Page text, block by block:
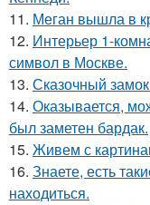
11. Меган вышла в
12. Интерьер 1-
символ в Москве.
13. Сказочный
14. Оказывается,
был заметен бардак.
15. Живем с
16. Знаете, есть
находиться.